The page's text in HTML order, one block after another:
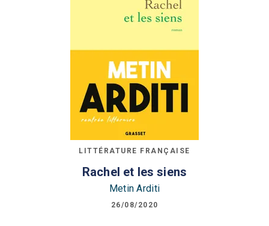
LITTÉRATURE FRANÇAISE
Rachel et les siens
Metin Arditi
26/08/2020